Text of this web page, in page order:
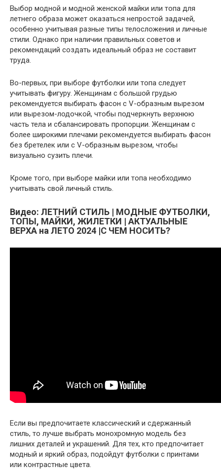
Выбор модной и модной женской майки или топа для
летнего образа может оказаться непростой задачей,
особенно учитывая разные типы телосложения и личные
стили. Однако при наличии правильных советов и
рекомендаций создать идеальный образ не составит
труда.
Во-первых, при выборе футболки или топа следует
учитывать фигуру. Женщинам с большой грудью
рекомендуется выбирать фасон с V-образным вырезом
или вырезом-лодочкой, чтобы подчеркнуть верхнюю
часть тела и сбалансировать пропорции. Женщинам с
более широкими плечами рекомендуется выбирать фасон
без бретелек или с V-образным вырезом, чтобы
визуально сузить плечи.
Кроме того, при выборе майки или топа необходимо
учитывать свой личный стиль.
Видео: ЛЕТНИЙ СТИЛЬ | МОДНЫЕ ФУТБОЛКИ,
ТОПЫ, МАЙКИ, ЖИЛЕТКИ | АКТУАЛЬНЫЕ
ВЕРХА на ЛЕТО 2024 |С ЧЕМ НОСИТЬ?
Если вы предпочитаете классический и сдержанный
стиль, то лучше выбрать монохромную модель без
лишних деталей и украшений. Для тех, кто предпочитает
модный и яркий образ, подойдут футболки с принтами
или контрастные цвета.